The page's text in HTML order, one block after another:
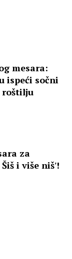
mesara:
ispeći sočni
roštilju
za
i više niš'!